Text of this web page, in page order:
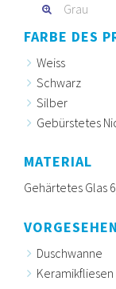
Grau
FARBE DES
Weiss
Schwarz
Silber
Gebürstetes
MATERIAL
Gehärtetes Glas
Duschwanne
Keramikfliesen